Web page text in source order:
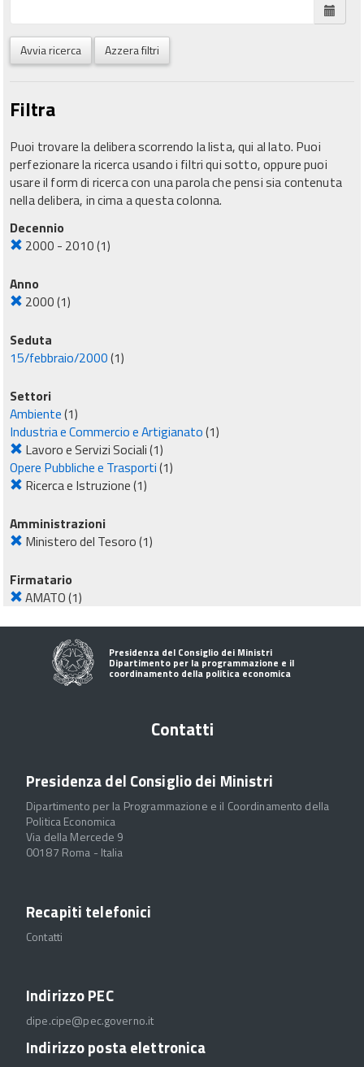
Avvia ricerca Azzera filtri
Filtra
Puoi trovare la delibera scorrendo la lista, qui al lato. Puoi
perfezionare la ricerca usando i filtri qui sotto, oppure puoi
usare il form di ricerca con una parola che pensi sia contenuta
nella delibera, in cima a questa colonna.
Decennio
2000 - 2010(1)
Anno
2000(1)
Seduta
15/febbraio/2000(1)
Settori
Ambiente(1)
Industria e Commercio e Artigianato(1)
Lavoro e Servizi Sociali(1)
Opere Pubbliche e Trasporti(1)
Ricerca e Istruzione(1)
Amministrazioni
Ministero del Tesoro(1)
Firmatario
AMATO(1)
Presidenza del Consiglio dei Ministri
Dipartimento per la programmazione e il
coordinamento della politica economica
Contatti
Presidenza del Consiglio dei Ministri
Dipartimento per la Programmazione e il Coordinamento della
Politica Economica
Via della Mercede 9
00187 Roma - Italia
Recapiti telefonici
Contatti
Indirizzo PEC
dipe.cipe@pec.governo.it
Indirizzo posta elettronica